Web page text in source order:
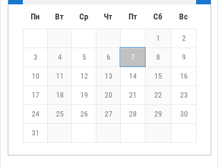
Пн Вт Ср Чт Пт Сб Вс
1 2
3 4 5 6 7 8 9
10 11 12 13 14 15 16
17 18 19 20 21 22 23
24 25 26 27 28 29 30
31